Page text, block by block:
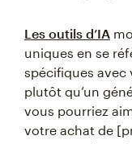
Les outils d’IA
uniques en se
spécifiques avec
plutôt qu’un
vous pourriez
votre achat de